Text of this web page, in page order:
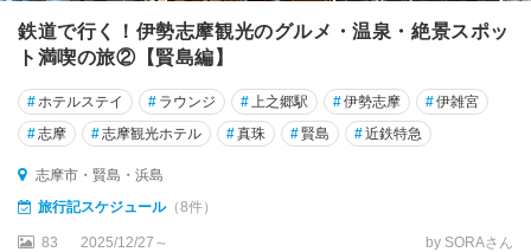
鉄道で行く！伊勢志摩観光のグルメ・温泉・絶景スポッ
ト満喫の旅②【賢島編】
#ホテルステイ # ラウンジ #上之郷駅 #伊勢志摩 #伊雑宮
#志摩 #志摩観光ホテル #真珠 #賢島 #近鉄特急
志摩市・賢島・浜島
旅行記スケジュール（8件）
83 2025/12/27～ by SORAさん